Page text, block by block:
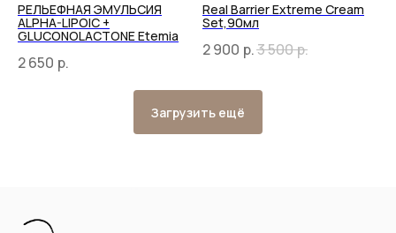
РЕЛЬЕФНАЯ ЭМУЛЬСИЯ
ALPHA-LIPOIC +
GLUCONOLACTONE Etemia
2 650 р.
Real Barrier Extreme Cream
Set,90мл
2 900 р.3 500р.
Загрузить ещё